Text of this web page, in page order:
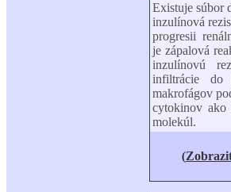
Existuje súbor
inzulínová
progresii
je zápalová
inzulínovú
infiltrácie do
makrofágov
cytokinov ako
molekúl.
(